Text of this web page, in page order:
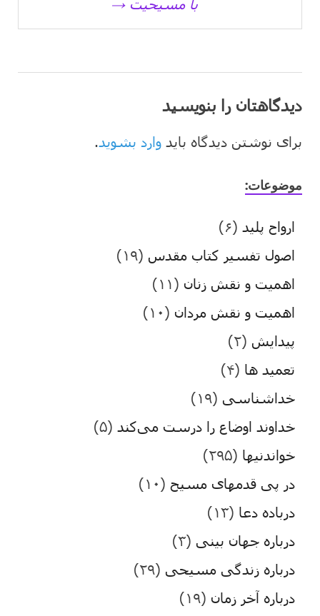
با مسیحیت →
دیدگاهتان را بنویسید
برای نوشتن دیدگاه باید وارد بشوید .
موضوعات:
ارواح پلید (۶)
اصول تفسیر کتاب مقدس (۱۹)
اهمیت و نقش زنان (۱۱)
اهمیت و نقش مردان (۱۰)
پیدایش (۲)
تعمید ها (۴)
خداشناسی (۱۹)
خداوند اوضاع را درست می‌کند (۵)
خواندنیها (۲۹۵)
در پی قدمهای مسیح (۱۰)
درباده دعا (۱۳)
درباره جهان بینی (۳)
درباره زندگی مسیحی (۲۹)
درباره آخر زمان (۱۹)